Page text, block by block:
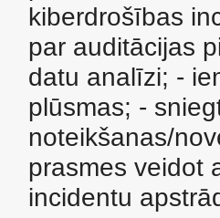
kiberdrošības
par auditācijas
datu analīzi; -
plūsmas; -
noteikšanas/
prasmes veidot
incidentu